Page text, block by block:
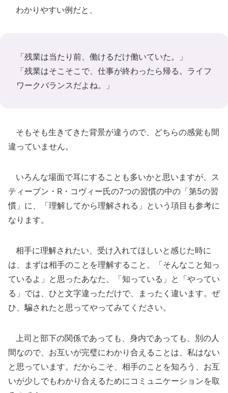
わかりやすい例だと、
「残業は当たり前、働けるだけ働いていた。」
「残業はそこそこで、仕事が終わったら帰る。ライフ
ワークバランスだよね。」
そもそも生きてきた背景が違うので、どちらの感覚も間
違っていません。
いろんな場面で耳にすることも多いかと思いますが、ス
ティーブン・R・コヴィー氏の7つの習慣の中の「第5の習
慣」に、「理解してから理解される」という項目も参考に
なります。
相手に理解されたい、受け入れてほしいと感じた時に
は、まずは相手のことを理解すること。「そんなこと知っ
ているよ」と思ったあなた、「知っている」と「やってい
る」では、ひと文字違っただけで、まったく違います。ぜ
ひ、騙されたと思ってやってみてください。
上司と部下の関係であっても、身内であっても、別の人
間なので、お互いが完璧にわかり合えることは、私はない
と思っています。だからこそ、相手のことを知ろう、お互
いが少しでもわかり合えるためにコミュニケーションを取